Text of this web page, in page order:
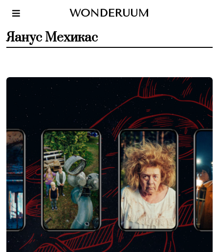
WONDERUUM
Яанус Мехикас